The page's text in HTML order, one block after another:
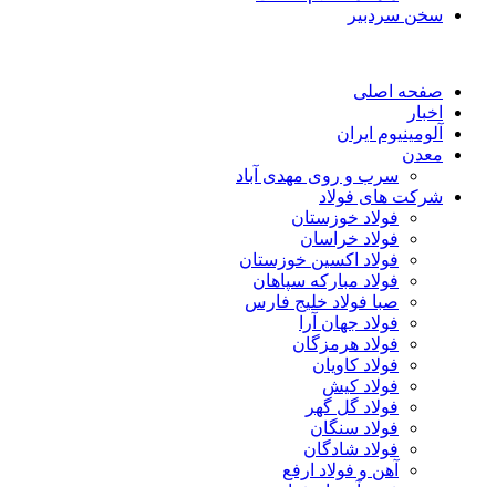
سخن سردبیر
صفحه اصلی
اخبار
آلومینیوم ایران
معدن
سرب و روی مهدی آباد
شرکت های فولاد
فولاد خوزستان
فولاد خراسان
فولاد اکسین خوزستان
فولاد مبارکه سپاهان
صبا فولاد خلیج فارس
فولاد جهان آرا
فولاد هرمزگان
فولاد کاویان
فولاد کیش
فولاد گل گهر
فولاد سنگان
فولاد شادگان
آهن و فولاد ارفع